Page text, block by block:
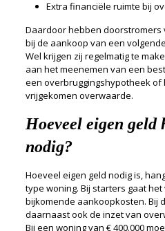
Extra financiële ruimte bij
Daardoor hebben doorstromers
bij de aankoop van een
Wel krijgen zij regelmatig te
aan het meenemen van een
een overbruggingshypotheek of
vrijgekomen overwaarde.
Hoeveel eigen geld
nodig?
Hoeveel eigen geld nodig is,
type woning. Bij starters gaat
bijkomende aankoopkosten. Bij
daarnaast ook de inzet van
Bij een woning van € 400.000